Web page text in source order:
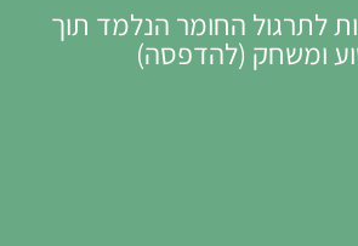
לתרגול החומר הנלמד תוך
ומשחק (להדפסה)